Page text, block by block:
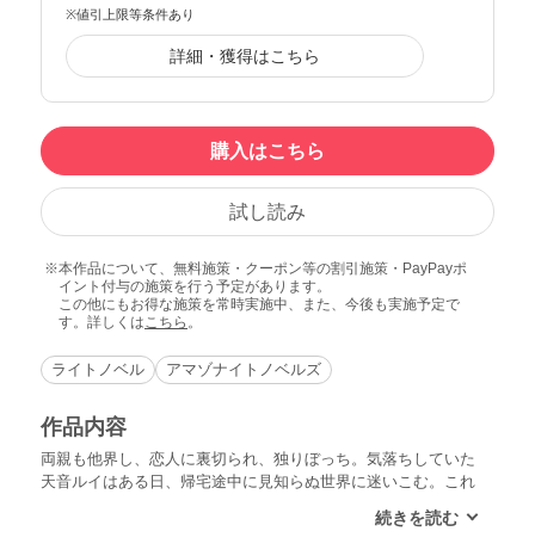
※値引上限等条件あり
詳細・獲得はこちら
購入はこちら
試し読み
本作品について、無料施策・クーポン等の割引施策・PayPayポ
イント付与の施策を行う予定があります。
この他にもお得な施策を常時実施中、また、今後も実施予定で
す。詳しくは こちら 。
ライトノベル アマゾナイトノベルズ
作品内容
両親も他界し、恋人に裏切られ、独りぼっち。気落ちしていた
天音ルイはある日、帰宅途中に見知らぬ世界に迷いこむ。これ
れたのは心優しい青年・シオンだった。二人は一緒に過ごすう